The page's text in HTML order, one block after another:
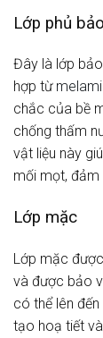
Lớp phủ
Đây là lớp
hợp từ
chắc của bề
chống thấm
vật liệu này
mối mọt,
Lớp mặc
Lớp mặc
và được bảo
có thể lên
tạo hoạ tiết